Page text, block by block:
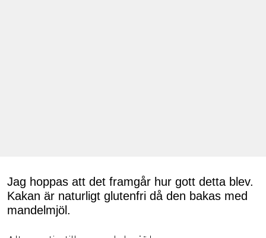
Jag hoppas att det framgår hur gott detta blev.
Kakan är naturligt glutenfri då den bakas med
mandelmjöl.